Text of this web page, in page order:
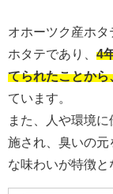
オホーツク産ホ
ホタテであり、 4
てられたことか
ています。
また、人や環境
施され、臭いの
な味わいが特徴と